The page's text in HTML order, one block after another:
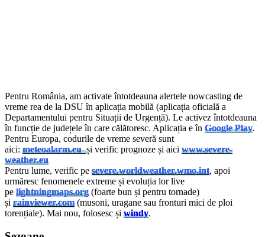
Pentru România, am activate întotdeauna alertele nowcasting de
vreme rea de la DSU în aplicația mobilă (aplicația oficială a
Departamentului pentru Situații de Urgență). Le activez întotdeauna
în funcție de județele în care călătoresc. Aplicația e în Google Play.
Pentru Europa, codurile de vreme severă sunt
aici: meteoalarm.euși verific prognoze și aici www.severe-
weather.eu
Pentru lume, verific pe severe.worldweather.wmo.int, apoi
urmăresc fenomenele extreme și evoluția lor live
pe lightningmaps.org (foarte bun și pentru tornade)
și rainviewer.com (musoni, uragane sau fronturi mici de ploi
torențiale). Mai nou, folosesc și windy.